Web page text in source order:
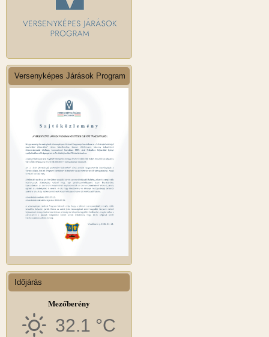
Versenyképes Járások Program
Időjárás
Mezőberény
32.1 °C